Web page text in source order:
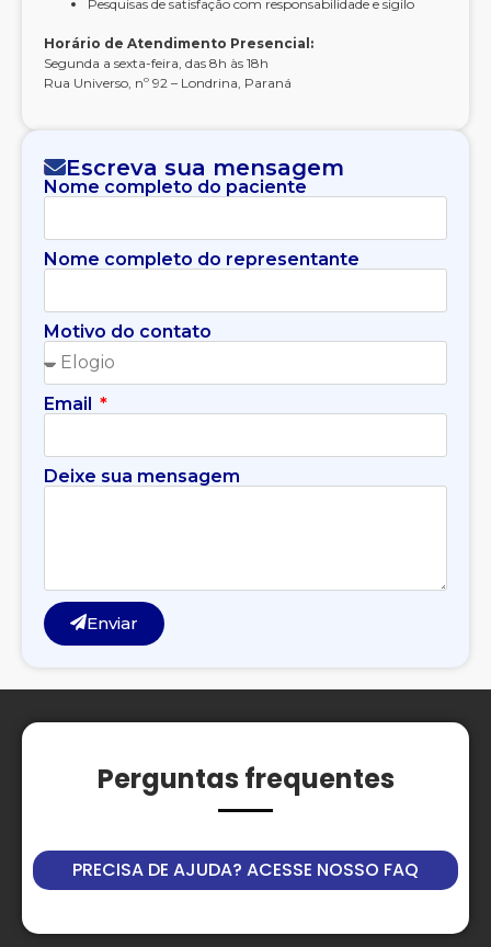
Pesquisas de satisfação com responsabilidade e sigilo
Horário de Atendimento Presencial:
Segunda a sexta-feira, das 8h às 18h
Rua Universo, nº 92 – Londrina, Paraná
Escreva sua mensagem
Nome completo do paciente
Nome completo do representante
Motivo do contato
Email
Deixe sua mensagem
Enviar
Perguntas frequentes
PRECISA DE AJUDA? ACESSE NOSSO FAQ